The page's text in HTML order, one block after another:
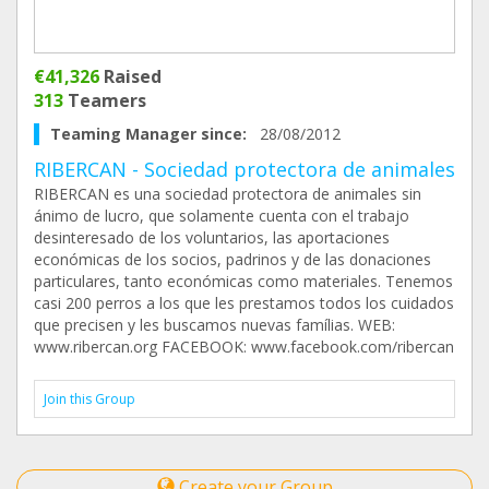
€41,326 Raised
313 Teamers
Teaming Manager since: 28/08/2012
RIBERCAN - Sociedad protectora de animales
RIBERCAN es una sociedad protectora de animales sin
ánimo de lucro, que solamente cuenta con el trabajo
desinteresado de los voluntarios, las aportaciones
económicas de los socios, padrinos y de las donaciones
particulares, tanto económicas como materiales. Tenemos
casi 200 perros a los que les prestamos todos los cuidados
que precisen y les buscamos nuevas famílias. WEB:
www.ribercan.org FACEBOOK: www.facebook.com/ribercan
Join this Group